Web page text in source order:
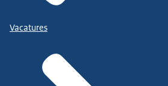
Vacatures